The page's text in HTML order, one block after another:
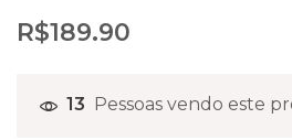
R$189.90
13 Pessoas vendo este